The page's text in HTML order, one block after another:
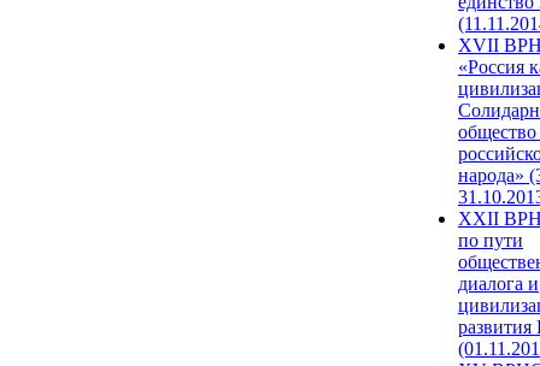
XVII
«Россия
народа»
XXII
по пути
диалога и
развития